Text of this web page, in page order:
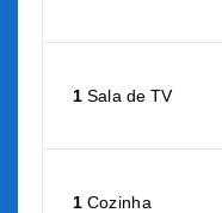
1 Sala de TV
1 Cozinha